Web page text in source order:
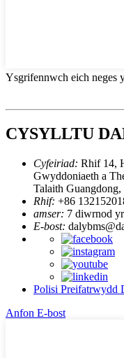
Ysgrifennwch eich neges
CYSYLLTU
Cyfeiriad: Rhif 14,
Gwyddoniaeth a
Talaith Guangdong,
Rhif: +86
amser: 7 diwrnod
E-bost:
Polisi Preifatrwydd
Anfon E-bost